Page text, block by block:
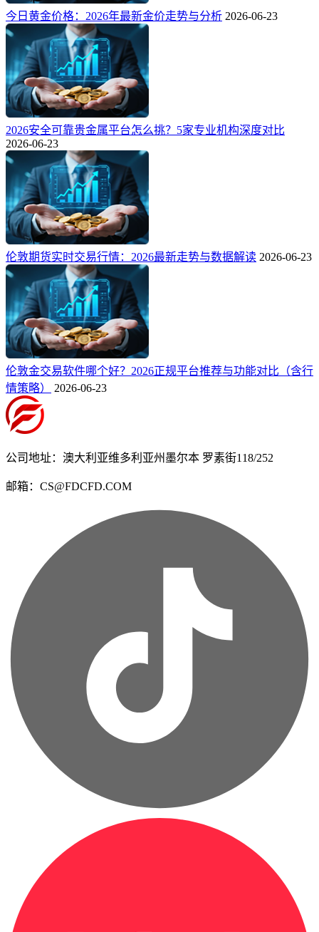
今日黄金价格：2026年最新金价走势与分析 2026-06-23
2026安全可靠贵金属平台怎么挑？5家专业机构深度对比
2026-06-23
伦敦期货实时交易行情：2026最新走势与数据解读 2026-06-23
伦敦金交易软件哪个好？2026正规平台推荐与功能对比（含行
情策略）
2026-06-23
公司地址：澳大利亚维多利亚州墨尔本 罗素街118/252
邮箱：CS@FDCFD.COM